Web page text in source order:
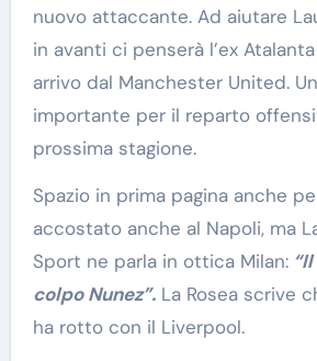
nuovo attaccante. Ad aiutare
in avanti ci penserà l’ex
arrivo dal Manchester United.
importante per il reparto
prossima stagione.
Spazio in prima pagina anche
accostato anche al Napoli, ma
Sport ne parla in ottica Milan:“Il
colpo Nunez”.La Rosea scrive
ha rotto con il Liverpool.